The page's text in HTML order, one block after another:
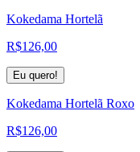
Kokedama Hortelã
R$126,00
Eu quero!
Kokedama Hortelã Roxo
R$126,00